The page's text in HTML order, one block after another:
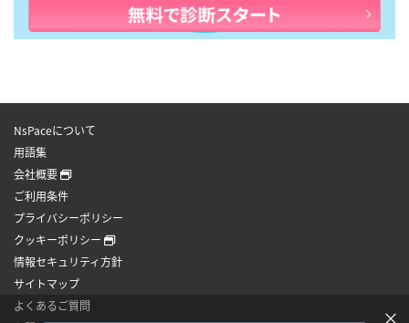
×
NsPaceについて
用語集
会社概要
ご利用条件
プライバシーポリシー
クッキーポリシー
情報セキュリティ方針
サイトマップ
よくあるご質問